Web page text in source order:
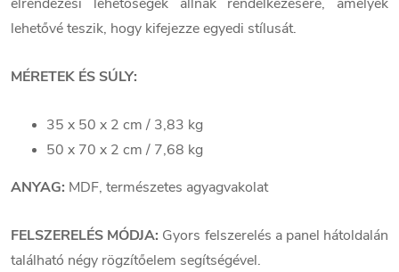
lehetővé teszik, hogy kifejezze egyedi stílusát.
MÉRETEK ÉS SÚLY:
35 x 50 x 2 cm / 3,83 kg
50 x 70 x 2 cm / 7,68 kg
ANYAG: MDF, természetes agyagvakolat
FELSZERELÉS MÓDJA: Gyors felszerelés a panel hátoldalán
található négy rögzítőelem segítségével.